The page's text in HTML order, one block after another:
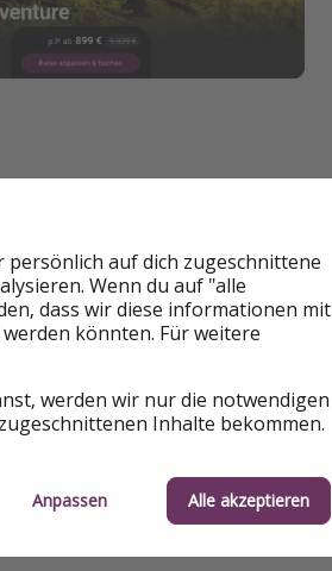
Airline
Reisedauer
und Diebstahlschutz
auf dich zugeschnittene
Wenn du auf "alle
dass wir diese informationen mit
könnten. Für weitere
werden wir nur die notwendigen
Inhalte bekommen.
Anpassen Alle akzeptieren